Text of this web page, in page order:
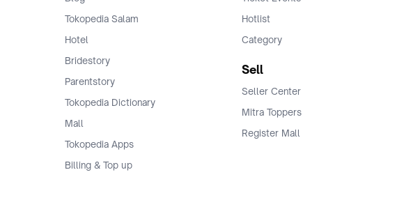
Tokopedia Salam
Hotel
Bridestory
Parentstory
Tokopedia Dictionary
Mall
Tokopedia Apps
Billing & Top up
Hotlist
Category
Sell
Seller Center
Mitra Toppers
Register Mall